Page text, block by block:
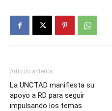
Artículo anterior
La UNCTAD manifiesta su
apoyo a RD para seguir
impulsando los temas